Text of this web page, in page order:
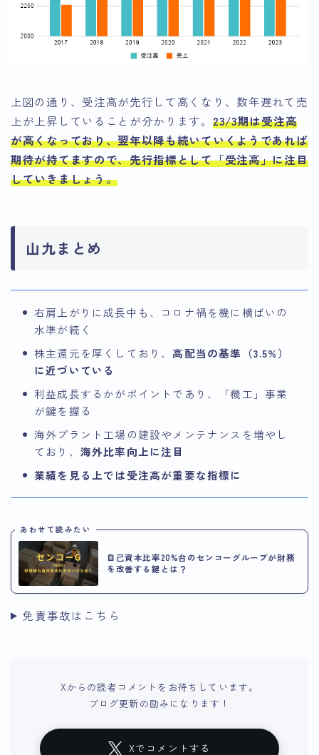
上図の通り、受注高が先行して高くなり、数年遅れて売
上が上昇していることが分かります。 23/3期は受注高
が高くなっており、翌年以降も続いていくようであれば
期待が持てますので、先行指標として「受注高」に注目
していきましょう。
山九まとめ
右肩上がりに成長中も、コロナ禍を機に横ばいの
水準が続く
株主還元を厚くしており、高配当の基準（3.5%）
に近づいている
利益成長するかがポイントであり、「機工」事業
が鍵を握る
海外プラント工場の建設やメンテナンスを増やし
ており、 海外比率向上に注目
業績を見る上では受注高が重要な指標に
あわせて読みたい
自己資本比率20%台のセンコーグループが財務
を改善する鍵とは？
免責事故はこちら
Xからの読者コメントをお待ちしています。
ブログ更新の励みになります！
Xでコメントする